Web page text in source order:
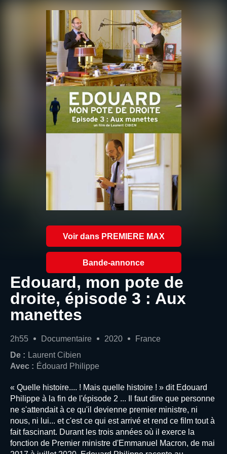
Voir dans PREMIERE MAX
Bande-annonce
Edouard, mon pote de
droite, épisode 3 : Aux
manettes
2h55 Documentaire 2020
France
De : Laurent Cibien
Avec : Édouard Philippe
« Quelle histoire.... ! Mais quelle histoire ! » dit Edouard
Philippe à la fin de l'épisode 2 ... Il faut dire que personne
ne s'attendait à ce qu'il devienne premier ministre, ni
nous, ni lui... et c'est ce qui est arrivé et rend ce film tout à
fait fascinant. Durant les trois années où il exerce la
fonction de Premier ministre d'Emmanuel Macron, de mai